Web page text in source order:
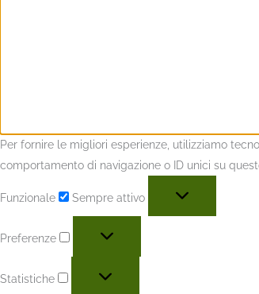
Per fornire le migliori esperienze, utilizziamo
comportamento di navigazione o ID unici su
Funzionale Sempre attivo
Preferenze
Statistiche